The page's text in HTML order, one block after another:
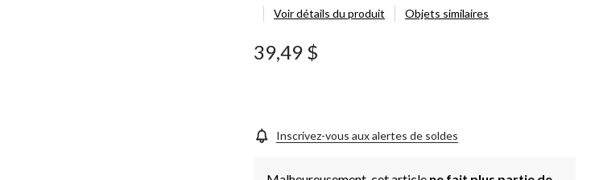
Voir détails du produit
Objets similaires
39,49 $
Inscrivez-vous aux alertes de soldes